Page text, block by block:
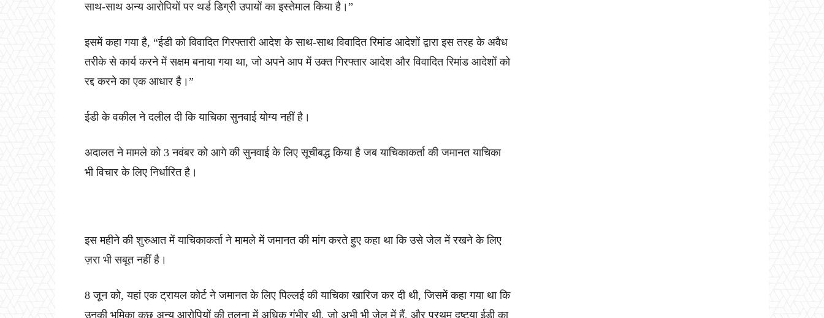
साथ-साथ अन्य आरोपियों पर थर्ड डिग्री उपायों का इस्तेमाल किया है।”
इसमें कहा गया है, “ईडी को विवादित गिरफ्तारी आदेश के साथ-साथ विवादित रिमांड आदेशों द्वारा इस तरह के अवैध
तरीके से कार्य करने में सक्षम बनाया गया था, जो अपने आप में उक्त गिरफ्तार आदेश और विवादित रिमांड आदेशों को
रद्द करने का एक आधार है।”
ईडी के वकील ने दलील दी कि याचिका सुनवाई योग्य नहीं है।
अदालत ने मामले को 3 नवंबर को आगे की सुनवाई के लिए सूचीबद्ध किया है जब याचिकाकर्ता की जमानत याचिका
भी विचार के लिए निर्धारित है।
इस महीने की शुरुआत में याचिकाकर्ता ने मामले में जमानत की मांग करते हुए कहा था कि उसे जेल में रखने के लिए
ज़रा भी सबूत नहीं है।
8 जून को, यहां एक ट्रायल कोर्ट ने जमानत के लिए पिल्लई की याचिका खारिज कर दी थी, जिसमें कहा गया था कि
उनकी भूमिका कुछ अन्य आरोपियों की तुलना में अधिक गंभीर थी, जो अभी भी जेल में हैं, और प्रथम दृष्टया ईडी का